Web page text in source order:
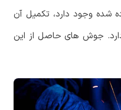
وجود دارد، تکمیل آن
جوش های حاصل از این